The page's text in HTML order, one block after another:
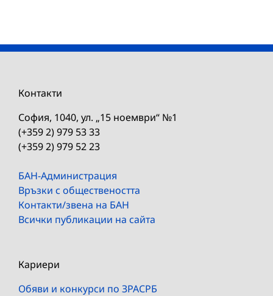
Контакти
София, 1040, ул. „15 ноември“ №1
(+359 2) 979 53 33
(+359 2) 979 52 23
БАН-Администрация
Връзки с обществеността
Контакти/звена на БАН
Всички публикации на сайта
Кариери
Обяви и конкурси по ЗРАСРБ